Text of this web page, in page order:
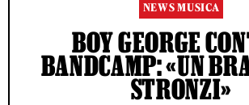
NEWS MUSICA
BOY GEORGE
BANDCAMP: «UN
STRONZI»